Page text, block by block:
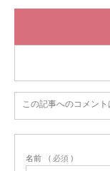
この記事へのコメント
名前 ( 必須 )